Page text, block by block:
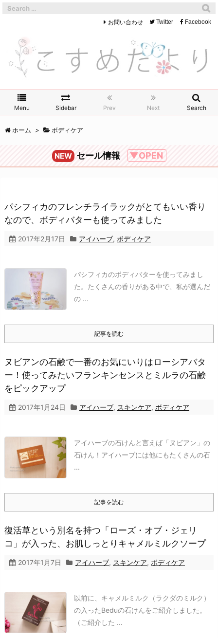
Menu Sidebar Prev Next Search
お問い合わせ Twitter Facebook
ホーム > ボディケア
NEW セール情報 ▼OPEN
パシフィカのフレンチライラックがとてもいい香り
なので、ボディバターも使ってみました
2017年2月17日 アイハーブ, ボディケア
パシフィカのボディバターを使ってみまし
た。 たくさんの香りがある中で、私が選んだ
の ...
記事を読む
ヌビアンの石鹸で一番のお気にいりはローシアバタ
ー！使ってみたいフランキンセンスとミルラの石鹸
をピックアップ
2017年1月24日 アイハーブ, スキンケア, ボディケア
アイハーブの石けんと言えば「ヌビアン」の
石けん！ アイハーブには他にもたくさんの石
...
記事を読む
復活草という別名を持つ「ローズ・オブ・ジェリ
コ」が入った、お肌しっとりキャメルミルクソープ
2017年1月7日 アイハーブ, スキンケア, ボディケア
以前に、キャメルミルク（ラクダのミルク）
の入ったBeduの石けんをご紹介しました。
（ご紹介した ...